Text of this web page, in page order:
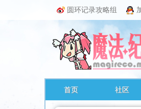
圆环记录攻略组
首页 社区